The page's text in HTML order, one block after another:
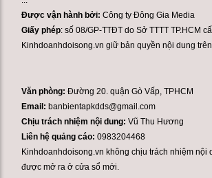
Được vận hành bởi:Công ty Đông Gia Media
Giấy phép: số 08/GP-TTĐT do Sở TTTT TP.HCM
Kinhdoanhdoisong.vn giữ bản quyền nội dung
Văn phòng:Đường 20. quận Gò Vấp, TPHCM
Email: banbientapkdds@gmail.com
Chịu trách nhiệm nội dung: Vũ Thu Hương
Liên hệ quảng cáo:0983204468
Kinhdoanhdoisong.vn không chịu trách nhiệm nội
được mở ra ở cửa sổ mới.